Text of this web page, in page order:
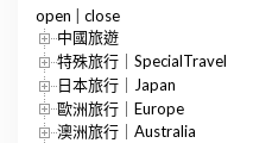
open
close
中國旅遊
特殊旅行｜SpecialTravel
日本旅行｜Japan
歐洲旅行｜Europe
澳洲旅行｜Australia